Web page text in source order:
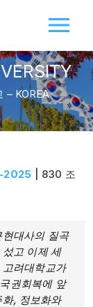
– KOREA
2025 | 830 조
대사의 질곡
고 이제 세
려대학교가
권회복에 앞
, 정보화와